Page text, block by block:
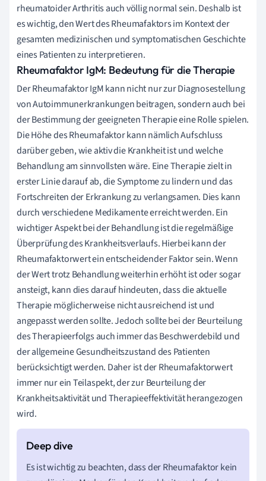
rheumatoider Arthritis auch völlig normal sein. Deshalb ist
es wichtig, den Wert des Rheumafaktors im Kontext der
gesamten medizinischen und symptomatischen Geschichte
eines Patienten zu interpretieren.
Rheumafaktor IgM: Bedeutung für die Therapie
Der Rheumafaktor IgM kann nicht nur zur Diagnosestellung
von Autoimmunerkrankungen beitragen, sondern auch bei
der Bestimmung der geeigneten Therapie eine Rolle spielen.
Die Höhe des Rheumafaktor kann nämlich Aufschluss
darüber geben, wie aktiv die Krankheit ist und welche
Behandlung am sinnvollsten wäre. Eine Therapie zielt in
erster Linie darauf ab, die Symptome zu lindern und das
Fortschreiten der Erkrankung zu verlangsamen. Dies kann
durch verschiedene Medikamente erreicht werden. Ein
wichtiger Aspekt bei der Behandlung ist die regelmäßige
Überprüfung des Krankheitsverlaufs. Hierbei kann der
Rheumafaktorwert ein entscheidender Faktor sein. Wenn
der Wert trotz Behandlung weiterhin erhöht ist oder sogar
ansteigt, kann dies darauf hindeuten, dass die aktuelle
Therapie möglicherweise nicht ausreichend ist und
angepasst werden sollte. Jedoch sollte bei der Beurteilung
des Therapieerfolgs auch immer das Beschwerdebild und
der allgemeine Gesundheitszustand des Patienten
berücksichtigt werden. Daher ist der Rheumafaktorwert
immer nur ein Teilaspekt, der zur Beurteilung der
Krankheitsaktivität und Therapieeffektivität herangezogen
wird.
Es ist wichtig zu beachten, dass der Rheumafaktor kein